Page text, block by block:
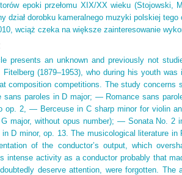
epoki przełomu XIX/XX wieku (Stojowski,
dział dorobku kameralnego muzyki polskiej
wciąż czeka na większe zainteresowanie
presents an unknown and previously not
Fitelberg (1879–1953), who during his youth
composition competitions. The study
sans paroles in D major; — Romance sans
op. 2, — Berceuse in C sharp minor for violin
G major, without opus number); — Sonata No.
in D minor, op. 13. The musicological literature
of the conductor’s output, which
intense activity as a conductor probably that
deserve attention, were forgotten.